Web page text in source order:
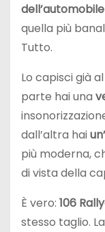
quella più
Tutto.
Lo capisci già
parte hai una
dall’altra hai
più moderna,
di vista della
È vero: 106
stesso taglio.